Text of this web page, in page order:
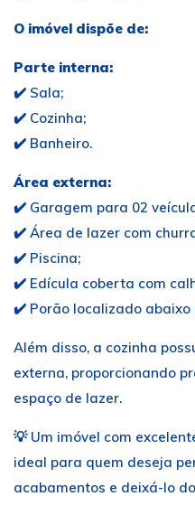
O imóvel dispõe de:
Parte interna:
✔️ Sala;
✔️ Cozinha;
✔️ Banheiro.
Área externa:
✔️ Garagem para 02
✔️ Área de lazer com
✔️ Piscina;
✔️ Edícula coberta com
✔️ Porão localizado abaixo
Além disso, a cozinha
externa, proporcionando
espaço de lazer.
💡 Um imóvel com
ideal para quem deseja
acabamentos e deixá-lo